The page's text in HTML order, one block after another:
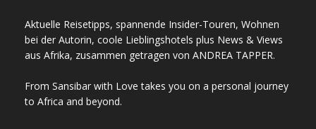
Aktuelle Reisetipps, spannende Insider-Touren, Wohnen
bei der Autorin, coole Lieblingshotels plus News & Views
aus Afrika, zusammen getragen von ANDREA TAPPER.
From Sansibar with Love takes you on a personal journey
to Africa and beyond.